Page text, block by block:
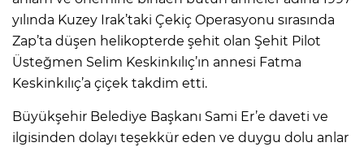
yılında Kuzey Irak’taki Çekiç Operasyonu sırasında
Zap’ta düşen helikopterde şehit olan Şehit Pilot
Üsteğmen Selim Keskinkılıç’ın annesi Fatma
Keskinkılıç’a çiçek takdim etti.
Büyükşehir Belediye Başkanı Sami Er’e daveti ve
ilgisinden dolayı teşekkür eden ve duygu dolu anlar